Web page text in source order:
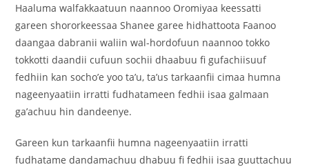
Haaluma walfakkaatuun naannoo Oromiyaa keessatti
gareen shororkeessaa Shanee garee hidhattoota Faanoo
daangaa dabranii waliin wal-hordofuun naannoo tokko
tokkotti daandii cufuun sochii dhaabuu fi gufachiisuuf
fedhiin kan socho’e yoo ta’u, ta’us tarkaanfii cimaa humna
nageenyaatiin irratti fudhatameen fedhii isaa galmaan
ga’achuu hin dandeenye.
Gareen kun tarkaanfii humna nageenyaatiin irratti
fudhatame dandamachuu dhabuu fi fedhii isaa guuttachuu